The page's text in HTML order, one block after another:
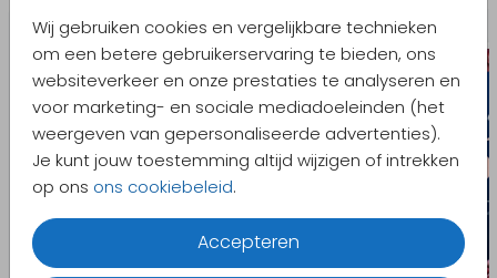
Wij gebruiken cookies en vergelijkbare technieken
om een betere gebruikerservaring te bieden, ons
websiteverkeer en onze prestaties te analyseren en
voor marketing- en sociale mediadoeleinden (het
weergeven van gepersonaliseerde advertenties).
Je kunt jouw toestemming altijd wijzigen of intrekken
op ons ons cookiebeleid.
Accepteren